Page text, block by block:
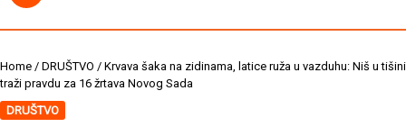
Home / DRUŠTVO / Krvava šaka na zidinama, latice ruža u vazduhu: Niš u tišini
traži pravdu za 16 žrtava Novog Sada
DRUŠTVO